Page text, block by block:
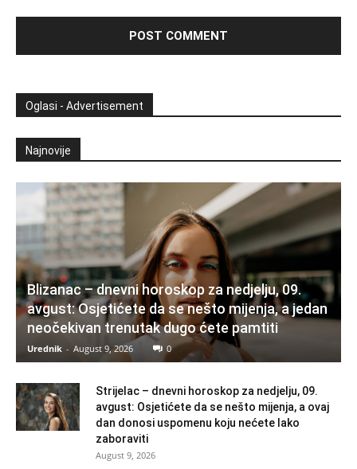
Oglasi - Advertisement
Najnovije
Blizanac – dnevni horoskop za nedjelju, 09.
avgust: Osjetićete da se nešto mijenja, a jedan
neočekivan trenutak dugo ćete pamtiti
Urednik - August 9, 2026 0
Strijelac – dnevni horoskop za nedjelju, 09.
avgust: Osjetićete da se nešto mijenja, a ovaj
dan donosi uspomenu koju nećete lako
zaboraviti
August 9, 2026